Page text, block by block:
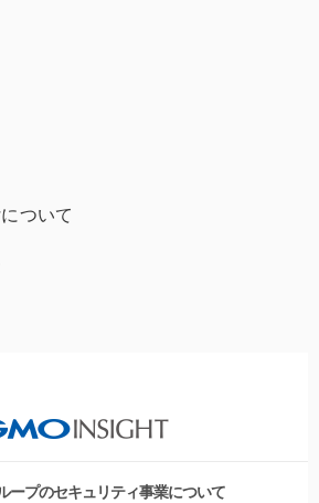
ついて
ープのセキュリティ事業について